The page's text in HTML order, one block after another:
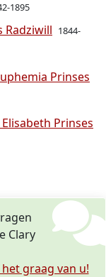
1895
Radziwill 1844-
Prinses
Prinses
Clary
graag van u!